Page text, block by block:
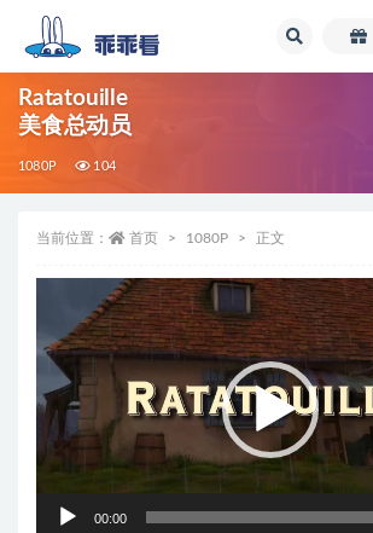
Ratatouille
美食总动员
1080P 104
当前位置： 首页 1080P 正文
播
器
00:00